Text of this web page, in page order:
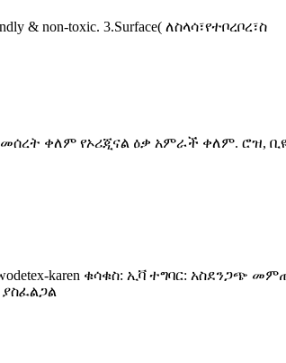
non-toxic. 3.Surface( ለስላሳ፣የተቦረቦረ፣ስ
መሰረት ቀለም የኦሪጂናል ዕቃ አምራች ቀለም.
karen ቁሳቁስ: ኢቫ ተግባር: አስደንጋጭ